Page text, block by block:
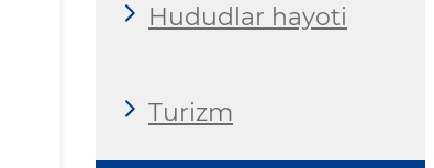
Hududlar hayoti
Turizm